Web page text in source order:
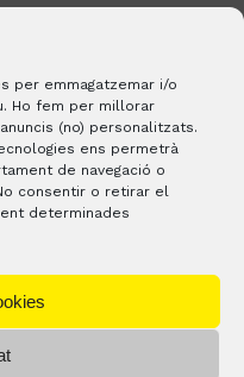
per emmagatzemar i/o
Ho fem per millorar
(no) personalitzats.
ens permetrà
de navegació o
consentir o retirar el
determinades
Pinterest
ON ESTEM?